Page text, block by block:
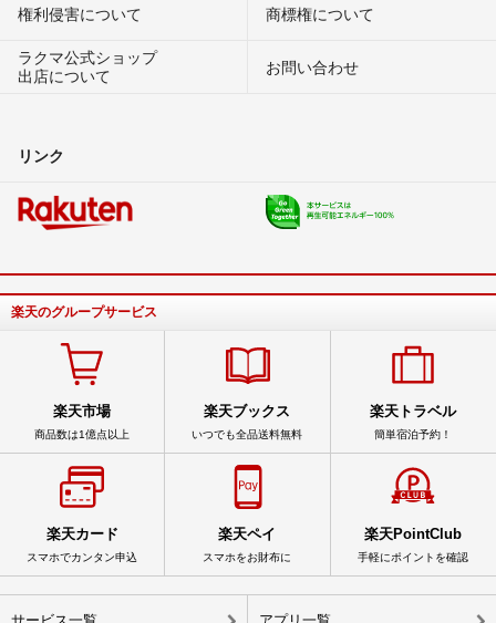
権利侵害について
商標権について
ラクマ公式ショップ
出店について
お問い合わせ
リンク
楽天のグループサービス
楽天市場
商品数は1億点以上
楽天ブックス
いつでも全品送料無料
楽天トラベル
簡単宿泊予約！
楽天カード
スマホでカンタン申込
楽天ペイ
スマホをお財布に
楽天PointClub
手軽にポイントを確認